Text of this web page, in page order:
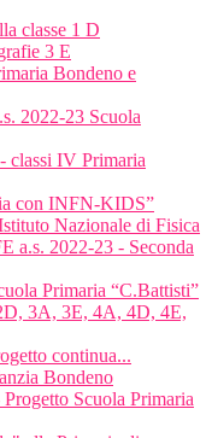
classe 1 D
3 E
Bondeno e
2022-23 Scuola
classi IV Primaria
con INFN-KIDS”
Nazionale di Fisica
a.s. 2022-23 - Seconda
Primaria “C.Battisti”
3A, 3E, 4A, 4D, 4E,
continua...
Bondeno
Scuola Primaria